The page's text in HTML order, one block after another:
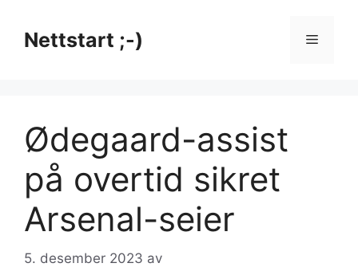
innholdNettstart ;-) Meny
Ødegaard-assist
på overtid sikret
Arsenal-seier
5. desember 2023 av